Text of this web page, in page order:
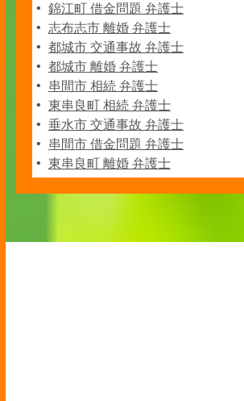
錦江町 借金問題 弁護士
志布志市 離婚 弁護士
都城市 交通事故 弁護士
都城市 離婚 弁護士
串間市 相続 弁護士
東串良町 相続 弁護士
垂水市 交通事故 弁護士
串間市 借金問題 弁護士
東串良町 離婚 弁護士